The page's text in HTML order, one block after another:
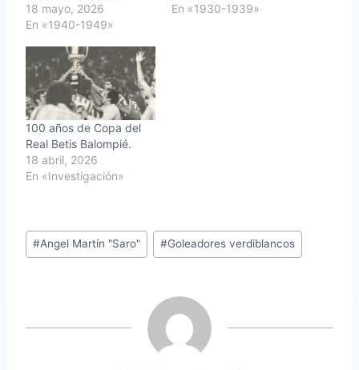
18 mayo, 2026
En «1940-1949»
En «1930-1939»
100 años de Copa del
Real Betis Balompié.
18 abril, 2026
En «Investigación»
Etiquetas
de
#Angel Martín "Saro" #Goleadores verdiblancos